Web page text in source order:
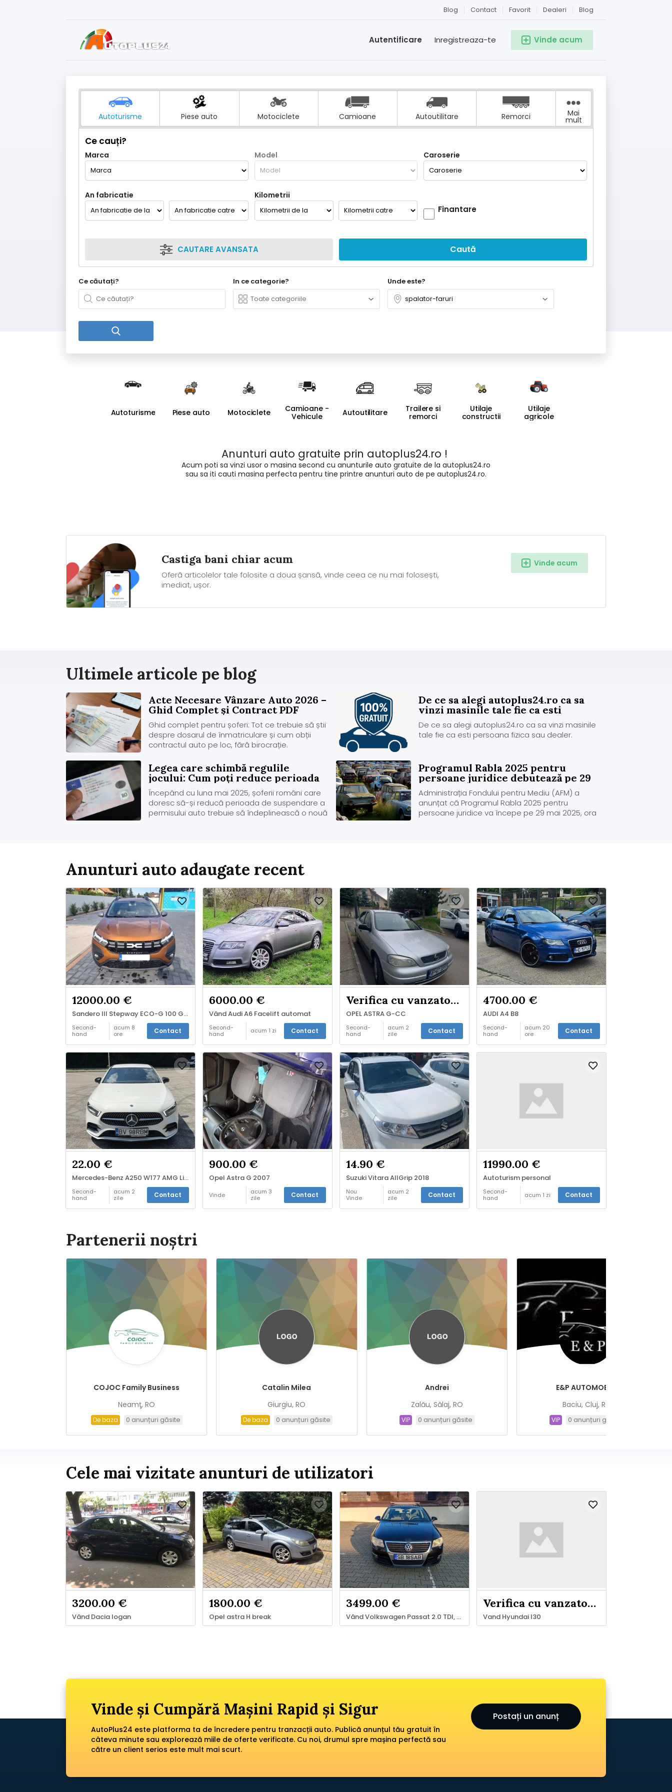
Blog
Dealeri
Favorit
Contact
Blog
Vinde acum
Inregistreaza-te
Autentificare
Autoturisme Piese auto Motociclete Camioane Autoutilitare Remorci Mai
mult
Ce cauți?
Marca Model Caroserie
An fabricatie Kilometrii
Finantare
CAUTARE AVANSATA Caută
Ce căutați? In ce categorie? Unde este?
Autoturisme Piese auto Motociclete
Camioane -
Vehicule
Autoutilitare
Trailere si
remorci
Utilaje
constructii
Utilaje
agricole
Anunturi auto gratuite prin autoplus24.ro !
Acum poti sa vinzi usor o masina second cu anunturile auto gratuite de la autoplus24.ro
sau sa iti cauti masina perfecta pentru tine printre anunturi auto de pe autoplus24.ro.
Castiga bani chiar acum
Oferă articolelor tale folosite a doua șansă, vinde ceea ce nu mai folosești,
imediat, ușor.
Vinde acum
Ultimele articole pe blog
Acte Necesare Vânzare Auto 2026 –
Ghid Complet și Contract PDF
Gratuit
Ghid complet pentru șoferi: Tot ce trebuie să știi
despre dosarul de înmatriculare și cum obții
contractul auto pe loc, fără birocrație.
De ce sa alegi autoplus24.ro ca sa
vinzi masinile tale fie ca esti
persoana fizica sau dealer.
De ce sa alegi autoplus24.ro ca sa vinzi masinile
tale fie ca esti persoana fizica sau dealer.
Legea care schimbă regulile
jocului: Cum poți reduce perioada
de suspendare a permisului auto în
2025
Începând cu luna mai 2025, șoferii români care
doresc să-și reducă perioada de suspendare a
permisului auto trebuie să îndeplinească o nouă
Programul Rabla 2025 pentru
persoane juridice debutează pe 29
mai
Administrația Fondului pentru Mediu (AFM) a
anunțat că Programul Rabla 2025 pentru
persoane juridice va începe pe 29 mai 2025, ora
Anunturi auto adaugate recent
12000.00 €
Sandero III Stepway ECO-G 100 GPL
Second-
hand
acum 8
ore
Contact
6000.00 €
Vând Audi A6 Facelift automat
Second-
hand
acum 1 zi Contact
Verifica cu vanzatorul
OPEL ASTRA G-CC
Second-
hand
acum 2
zile
Contact
4700.00 €
AUDI A4 B8
Second-
hand
acum 20
ore
Contact
22.00 €
Mercedes-Benz A250 W177 AMG Line – 224 CP – Garanție până în iulie 2027
Second-
hand
acum 2
zile
Contact
900.00 €
Opel Astra G 2007
Vinde
acum 3
zile
Contact
14.90 €
Suzuki Vitara AllGrip 2018
Nou
Vinde
acum 2
zile
Contact
11990.00 €
Autoturism personal
Second-
hand
acum 1 zi Contact
Partenerii noștri
COJOC Family Business
Neamţ, RO
De baza 0 anunțuri găsite
Catalin Milea
Giurgiu, RO
De baza 0 anunțuri găsite
Andrei
Zalău, Sălaj, RO
VIP 0 anunțuri găsite
E&P AUTOMOBILE
Baciu, Cluj, RO
VIP 0 anunțuri găsite
Cele mai vizitate anunturi de utilizatori
3200.00 €
Vând Dacia logan
1800.00 €
Opel astra H break
3499.00 €
Vând Volkswagen Passat 2.0 TDI, break, Common Rail, 140 CP, 2009.
Verifica cu vanzatorul
Vand Hyundai I30
Vinde și Cumpără Mașini Rapid și Sigur
AutoPlus24 este platforma ta de încredere pentru tranzacții auto. Publică anunțul tău gratuit în
câteva minute sau explorează miile de oferte verificate. Cu noi, drumul spre mașina perfectă sau
către un client serios este mult mai scurt.
Postați un anunț